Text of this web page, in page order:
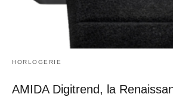
HORLOGERIE
AMIDA Digitrend, la